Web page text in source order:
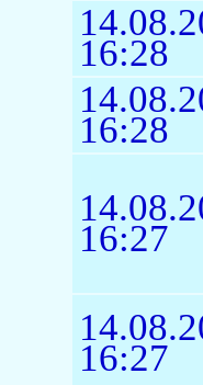
16:28
16:28
16:27
16:27